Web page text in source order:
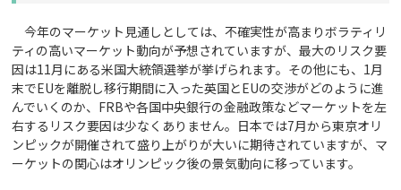
今年のマーケット見通しとしては、不確実性が高まりボラティリ
ティの高いマーケット動向が予想されていますが、最大のリスク要
因は11月にある米国大統領選挙が挙げられます。その他にも、1月
末でEUを離脱し移行期間に入った英国とEUの交渉がどのように進
んでいくのか、FRBや各国中央銀行の金融政策などマーケットを左
右するリスク要因は少なくありません。日本では7月から東京オリ
ンピックが開催されて盛り上がりが大いに期待されていますが、マ
ーケットの関心はオリンピック後の景気動向に移っています。